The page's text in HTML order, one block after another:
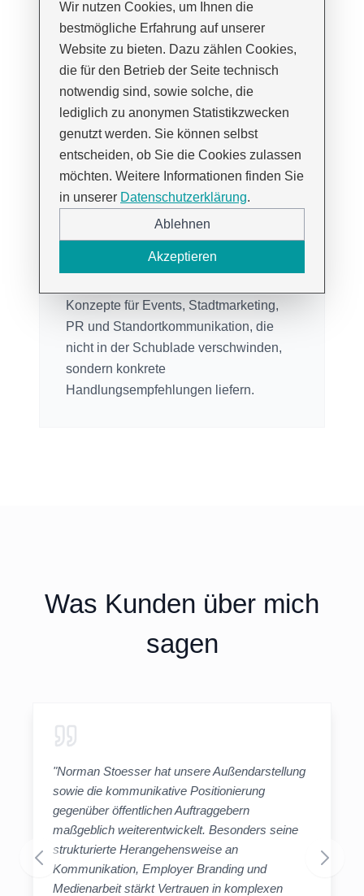
Partizipativ
Events, Stadtmarketing, PR und
Standortkommunikation für breite
Umsetzungsorientiert
Konzepte für Events, Stadtmarketing,
PR und Standortkommunikation, die
nicht in der Schublade verschwinden,
sondern konkrete
Handlungsempfehlungen liefern.
Was Kunden über mich
sagen
"Norman Stoesser hat unsere Außendarstellung
sowie die kommunikative Positionierung
gegenüber öffentlichen Auftraggebern
maßgeblich weiterentwickelt. Besonders seine
strukturierte Herangehensweise an
Kommunikation, Employer Branding und
Medienarbeit stärkt Vertrauen in komplexen
Wir nutzen Cookies, um Ihnen die
bestmögliche Erfahrung auf unserer
Website zu bieten. Dazu zählen Cookies,
die für den Betrieb der Seite technisch
notwendig sind, sowie solche, die
lediglich zu anonymen Statistikzwecken
genutzt werden. Sie können selbst
entscheiden, ob Sie die Cookies zulassen
möchten. Weitere Informationen finden Sie
in unserer Datenschutzerklärung.
Ablehnen
Akzeptieren